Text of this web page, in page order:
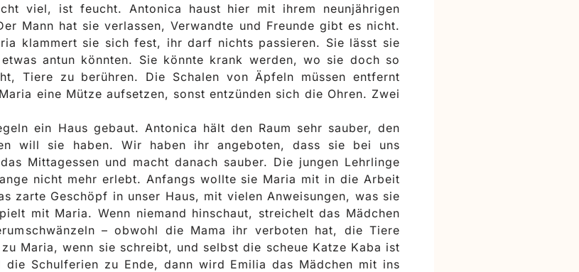
viel, ist feucht. Antonica haust hier mit ihrem neunjährigen
Mann hat sie verlassen, Verwandte und Freunde gibt es nicht.
klammert sie sich fest, ihr darf nichts passieren. Sie lässt sie
antun könnten. Sie könnte krank werden, wo sie doch so
Tiere zu berühren. Die Schalen von Äpfeln müssen entfernt
eine Mütze aufsetzen, sonst entzünden sich die Ohren. Zwei
ein Haus gebaut. Antonica hält den Raum sehr sauber, den
will sie haben. Wir haben ihr angeboten, dass sie bei uns
Mittagessen und macht danach sauber. Die jungen Lehrlinge
nicht mehr erlebt. Anfangs wollte sie Maria mit in die Arbeit
zarte Geschöpf in unser Haus, mit vielen Anweisungen, was sie
mit Maria. Wenn niemand hinschaut, streichelt das Mädchen
– obwohl die Mama ihr verboten hat, die Tiere
Maria, wenn sie schreibt, und selbst die scheue Katze Kaba ist
Schulferien zu Ende, dann wird Emilia das Mädchen mit ins